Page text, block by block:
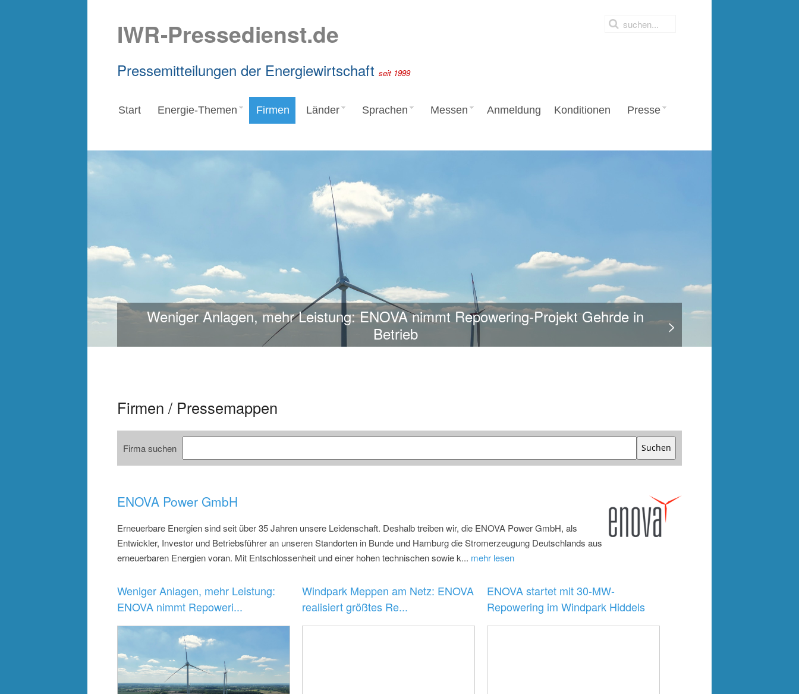
IWR-Pressedienst.de
Pressemitteilungen der Energiewirtschaft seit 1999
Start Energie-Themen Firmen Länder Sprachen Messen Anmeldung Konditionen Presse
Weniger Anlagen, mehr Leistung: ENOVA nimmt Repowering-Projekt Gehrde in
>
525 MW >
Firmen / Pressemappen
Firma suchen Suchen
ENOVA Power GmbH
Erneuerbare Energien sind seit über 35 Jahren unsere Leidenschaft. Deshalb treiben wir, die ENOVA Power GmbH, als
Entwickler, Investor und Betriebsführer an unseren Standorten in Bunde und Hamburg die Stromerzeugung Deutschlands aus
erneuerbaren Energien voran. Mit Entschlossenheit und einer hohen technischen sowie k... mehr lesen
Weniger Anlagen, mehr Leistung:
ENOVA nimmt Repoweri...
Windpark Meppen am Netz: ENOVA
realisiert größtes Re...
ENOVA startet mit 30-MW-
Repowering im Windpark Hiddels